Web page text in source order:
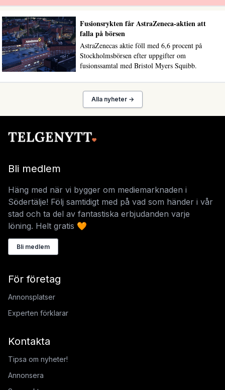
Fusionsrykten får AstraZeneca-aktien att
falla på börsen
AstraZenecas aktie föll med 6,6 procent på
Stockholmsbörsen efter uppgifter om
fusionssamtal med Bristol Myers Squibb.
Alla nyheter →
Bli medlem
Häng med när vi bygger om mediemarknaden i
Södertälje! Följ samtidigt med på vad som händer i vår
stad och ta del av fantastiska erbjudanden varje
löning. Helt gratis 🧡
Bli medlem
För företag
Annonsplatser
Experten förklarar
Kontakta
Tipsa om nyheter!
Annonsera